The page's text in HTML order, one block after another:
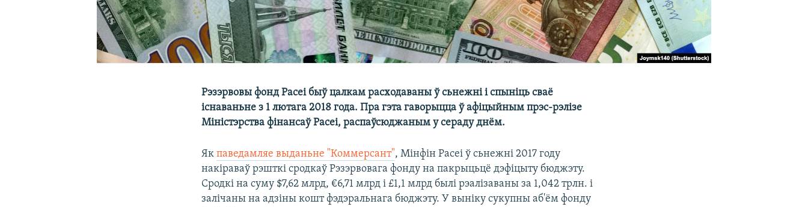
Рэзэрвовы фонд Расеі быў цалкам расходаваны ў сьнежні і спыніць сваё
існаваньне з 1 лютага 2018 года. Пра гэта гаворыцца ў афіцыйным прэс-рэлізе
Міністэрства фінансаў Расеі, распаўсюджаным у сераду днём.
Якпаведамляе выданьне "Коммерсант", Мінфін Расеі ў сьнежні 2017 году
накіраваў рэшткі сродкаў Рэзэрвовага фонду на пакрыцьцё дэфіцыту бюджэту.
Сродкі на суму $7,62 млрд, €6,71 млрд і £1,1 млрд былі рэалізаваны за 1,042 трлн. і
залічаны на адзіны кошт фэдэральнага бюджэту. У выніку сукупны аб'ём фонду